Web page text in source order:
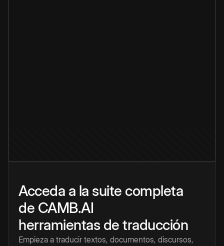
Acceda a la suite completa
de CAMB.AI
herramientas de traducción
Empieza a traducir textos, documentos, discursos,